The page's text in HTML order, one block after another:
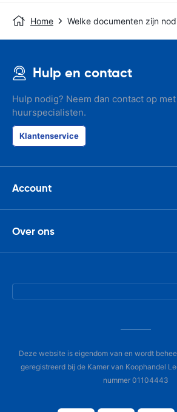
Home Welke documenten zijn
Hulp en contact
Hulp nodig? Neem dan contact op
huurspecialisten.
Klantenservice
Account
Over ons
Deze website is eigendom van en wordt
geregistreerd bij de Kamer van Koophandel
nummer 01104443